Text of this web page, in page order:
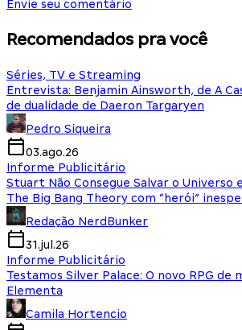
Envie seu comentário
Recomendados pra você
Séries, TV e Streaming
Entrevista: Benjamin Ainsworth, de A
de dualidade de Daeron Targaryen
Pedro Siqueira
03.ago.26
Informe Publicitário
Stuart Não Consegue Salvar o Universo
The Big Bang Theory com “herói”
Redação NerdBunker
31.jul.26
Informe Publicitário
Testamos Silver Palace: O novo RPG de
Elementa
Camila Hortencio